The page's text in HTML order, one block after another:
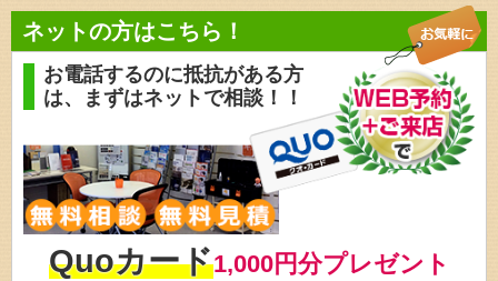
前の記事
ネットの方はこちら！
お電話するのに抵抗がある方
は、
まずはネットで相談！！
Quoカード1,000円分プレゼント